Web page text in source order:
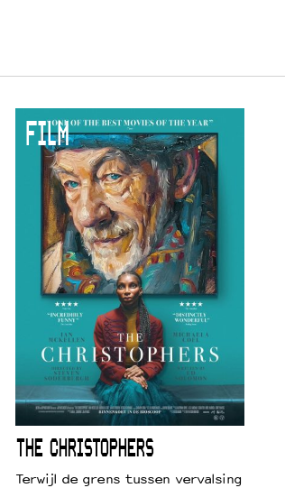
FILM
THE CHRISTOPHERS
Terwijl de grens tussen vervalsing